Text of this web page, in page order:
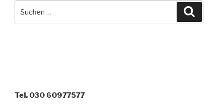
Tel. 030 60977577